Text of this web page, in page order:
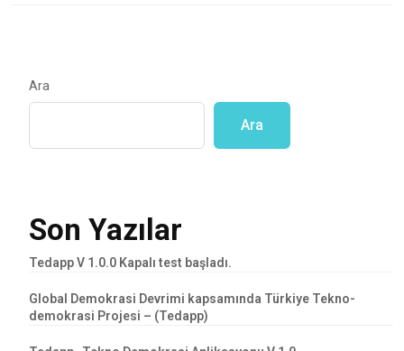
Ara
Ara
Son Yazılar
Tedapp V 1.0.0 Kapalı test başladı.
Global Demokrasi Devrimi kapsamında Türkiye Tekno-
demokrasi Projesi – (Tedapp)